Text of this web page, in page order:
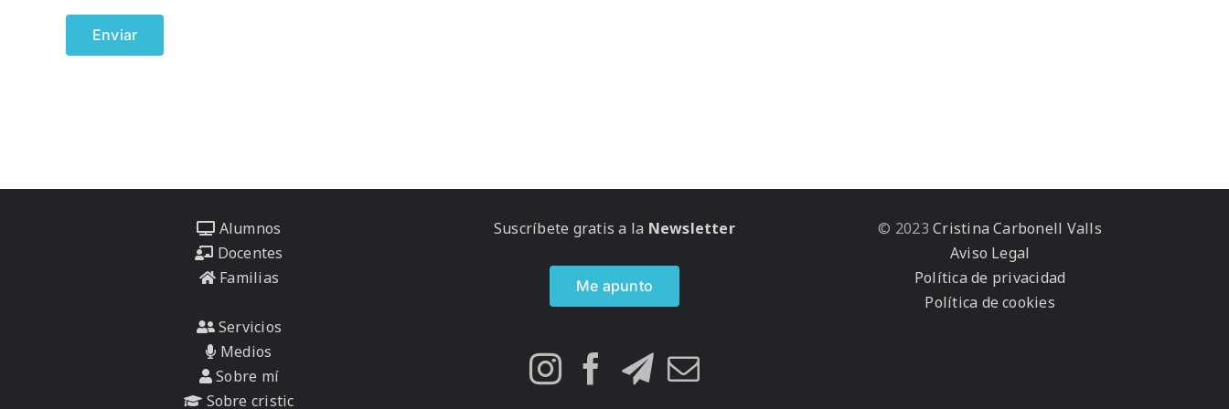
Alumnos
Docentes
Familias
Servicios
Medios
Sobre mí
Sobre cristic
Suscríbete gratis a la Newsletter
Me apunto
© 2023 Cristina Carbonell Valls
Aviso Legal
Política de privacidad
Política de cookies